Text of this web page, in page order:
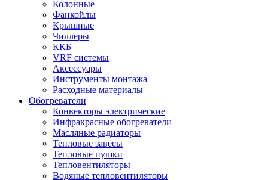
Колонные
Фанкойлы
Крышные
Чиллеры
ККБ
VRF системы
Аксессуары
Инструменты монтажа
Расходные материалы
Обогреватели
Конвекторы электрические
Инфракрасные обогреватели
Масляные радиаторы
Тепловые завесы
Тепловые пушки
Тепловентиляторы
Водяные тепловентиляторы